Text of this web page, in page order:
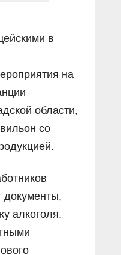
в
на
области,
со
документы,
алкоголя.